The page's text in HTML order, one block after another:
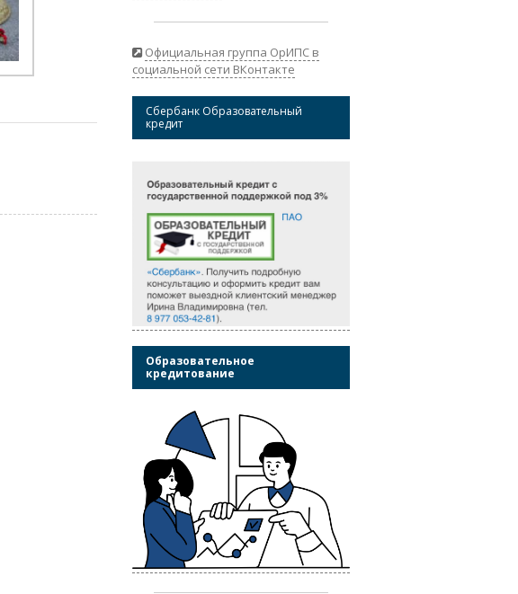
Официальная группа ОрИПС в
социальной сети ВКонтакте
Сбербанк Образовательный
кредит
Образовательное
кредитование